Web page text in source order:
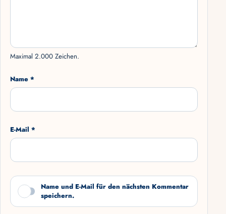
Maximal 2.000 Zeichen.
Name *
E-Mail *
Name und E-Mail für den nächsten Kommentar
speichern.